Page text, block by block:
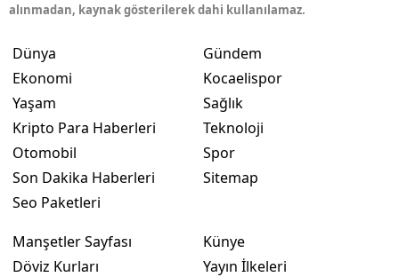
alınmadan, kaynak gösterilerek dahi kullanılamaz.
Dünya
Ekonomi
Yaşam
Kripto Para Haberleri
Otomobil
Son Dakika Haberleri
Seo Paketleri
Gündem
Kocaelispor
Sağlık
Teknoloji
Spor
Sitemap
Manşetler Sayfası
Döviz Kurları
Künye
Yayın İlkeleri